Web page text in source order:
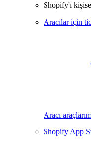
Shopify'ı
Aracılar için
Aracı
Shopify App